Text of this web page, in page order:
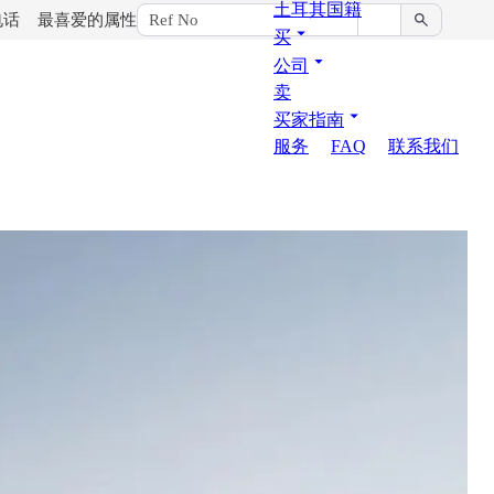
话 最喜爱的属性
土耳其国籍
买
公司
卖
买家指南
服务
FAQ 联系我们